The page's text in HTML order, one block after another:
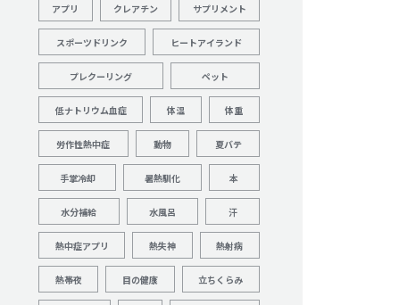
アプリ クレアチン サプリメント
スポーツドリンク ヒートアイランド
プレクーリング ペット
低ナトリウム血症 体温 体重
労作性熱中症 動物 夏バテ
手掌冷却 暑熱馴化 本
水分補給 水風呂 汗
熱中症アプリ 熱失神 熱射病
熱帯夜 目の健康 立ちくらみ